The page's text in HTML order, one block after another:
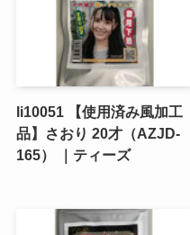
li10051 【使用済み風加工
品】さおり 20才（AZJD-
165） ｜ティーズ